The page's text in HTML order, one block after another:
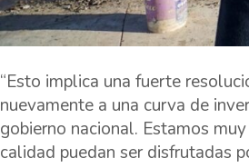
“Esto implica una fuerte
nuevamente a una curva de
gobierno nacional. Estamos
calidad puedan ser disfrutadas